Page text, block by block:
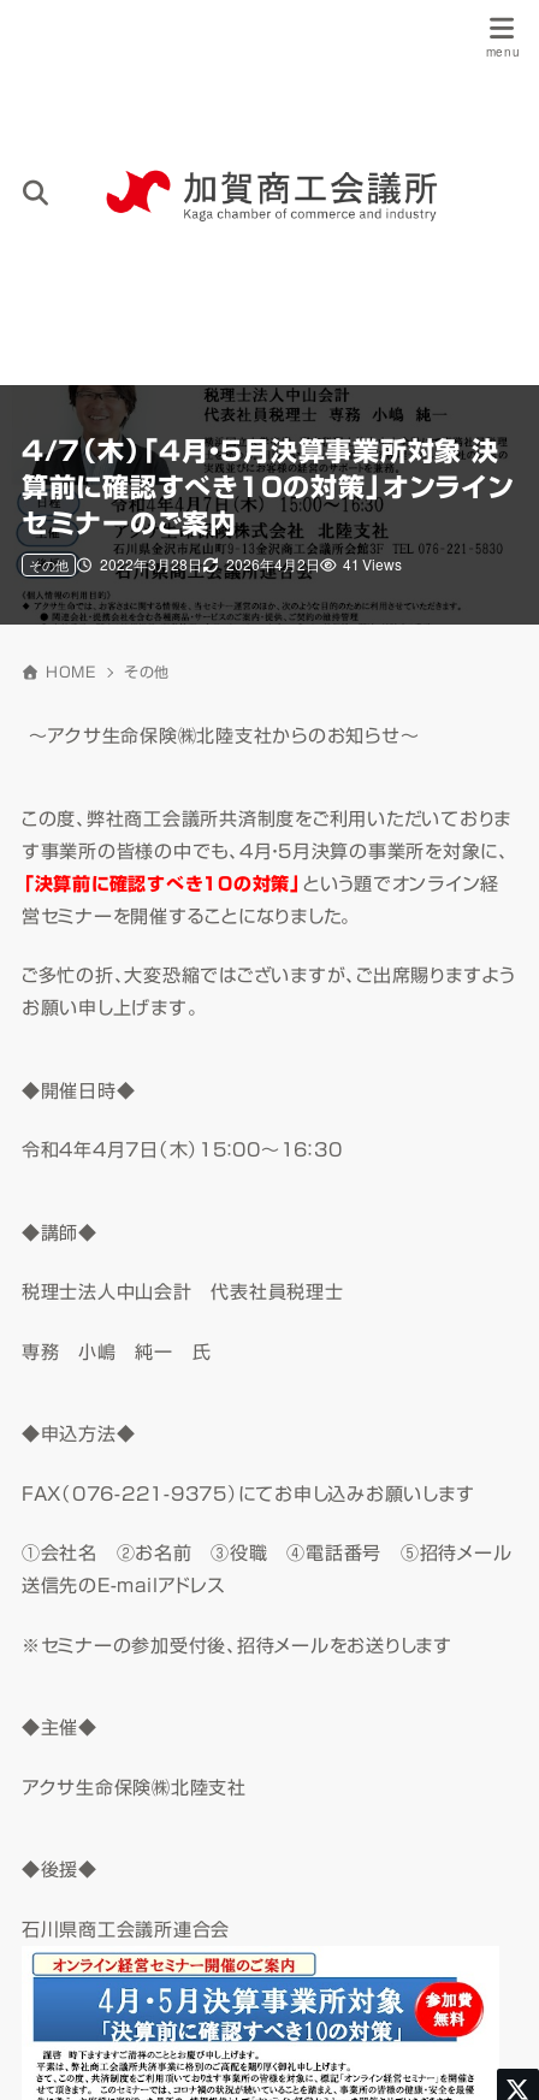
4/7（木）「4月・5月決算事業所対象 決
算前に確認すべき10の対策」オンライン
セミナーのご案内
2022年3月28日 2026年4月2日
その他 41 Views
HOME その他
～アクサ生命保険㈱北陸支社からのお知らせ～
この度、弊社商工会議所共済制度をご利用いただいておりま
す事業所の皆様の中でも、4月・5月決算の事業所を対象に、
「決算前に確認すべき10の対策」 という題でオンライン経
営セミナーを開催することになりました。
ご多忙の折、大変恐縮ではございますが、ご出席賜りますよう
お願い申し上げます。
◆開催日時◆
令和4年4月7日（木）15：00～16：30
◆講師◆
税理士法人中山会計 代表社員税理士
専務 小嶋 純一 氏
◆申込方法◆
FAX（076-221-9375）にてお申し込みお願いします
①会社名 ②お名前 ③役職 ④電話番号 ⑤招待メール
送信先のE-mailアドレス
※セミナーの参加受付後、招待メールをお送りします
◆主催◆
アクサ生命保険㈱北陸支社
◆後援◆
石川県商工会議所連合会